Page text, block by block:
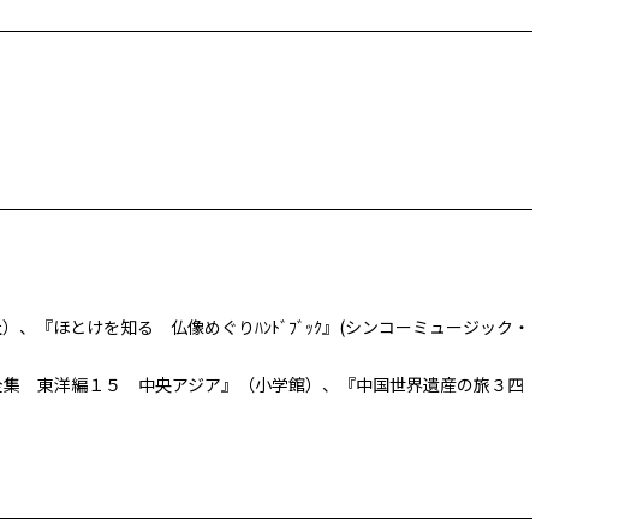
、『ほとけを知る 仏像めぐりﾊﾝﾄﾞﾌﾞｯｸ』(シンコーミュージック・
東洋編１５ 中央アジア』（小学館）、『中国世界遺産の旅３四